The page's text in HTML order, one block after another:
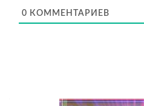
0 КОММЕНТАРИЕВ